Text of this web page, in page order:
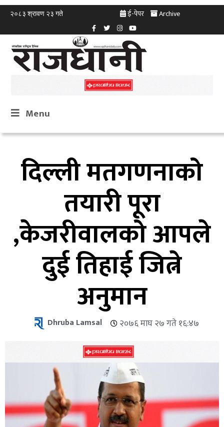
२०८३ श्रावण २३ गते ई-पेपर Archive
Menu
दिल्ली मतगणनाको
तयारी पूरा
,केजरीवालको आपले
दुई तिहाई जित्ने
अनुमान
Dhruba Lamsal २०७६ माघ २७ गते १६:४७